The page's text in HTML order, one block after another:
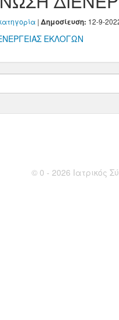
| Δημοσίευση: 12-9-
ΕΚΛΟΓΩΝ
© 0 - 2026 Ιατρικός